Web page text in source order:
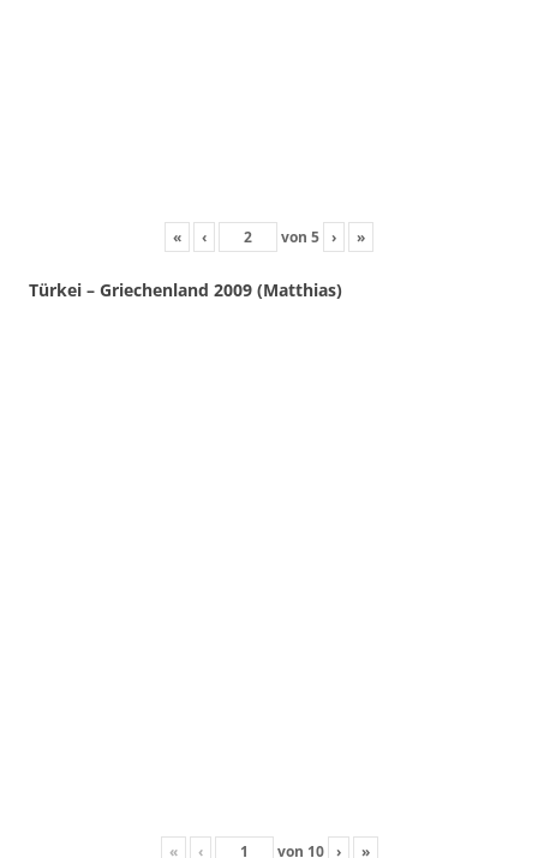
« ‹ von 5 › »
Türkei – Griechenland 2009 (Matthias)
« ‹ von 10 › »